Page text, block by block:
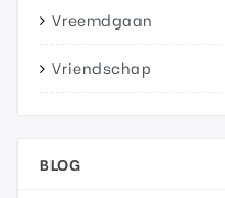
Vreemdgaan
Vriendschap
BLOG